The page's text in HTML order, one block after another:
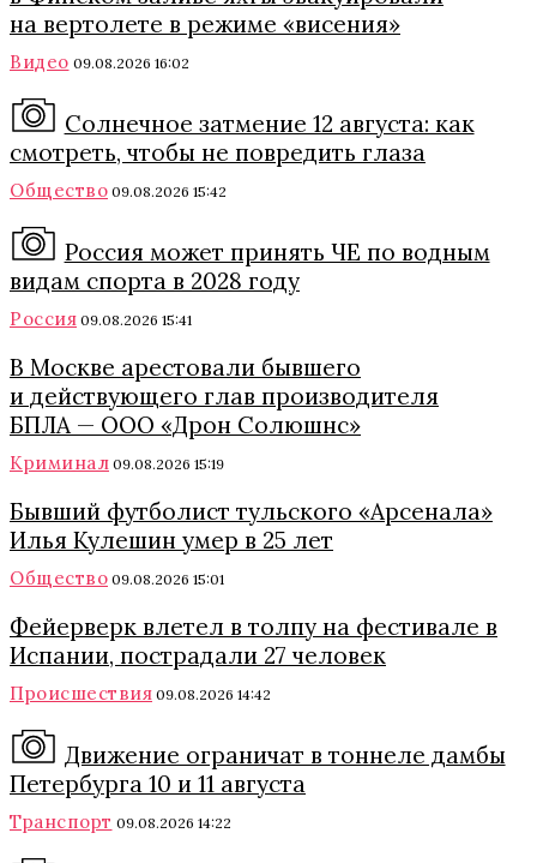
на вертолете в режиме «висения»
Видео 09.08.2026 16:02
Солнечное затмение 12 августа: как
смотреть, чтобы не повредить глаза
Общество 09.08.2026 15:42
Россия может принять ЧЕ по водным
видам спорта в 2028 году
Россия 09.08.2026 15:41
В Москве арестовали бывшего
и действующего глав производителя
БПЛА — ООО «Дрон Солюшнс»
Криминал 09.08.2026 15:19
Бывший футболист тульского «Арсенала»
Илья Кулешин умер в 25 лет
Общество 09.08.2026 15:01
Фейерверк влетел в толпу на фестивале в
Испании, пострадали 27 человек
Происшествия 09.08.2026 14:42
Движение ограничат в тоннеле дамбы
Петербурга 10 и 11 августа
Транспорт 09.08.2026 14:22